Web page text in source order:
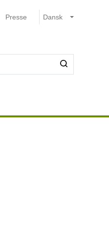
Presse